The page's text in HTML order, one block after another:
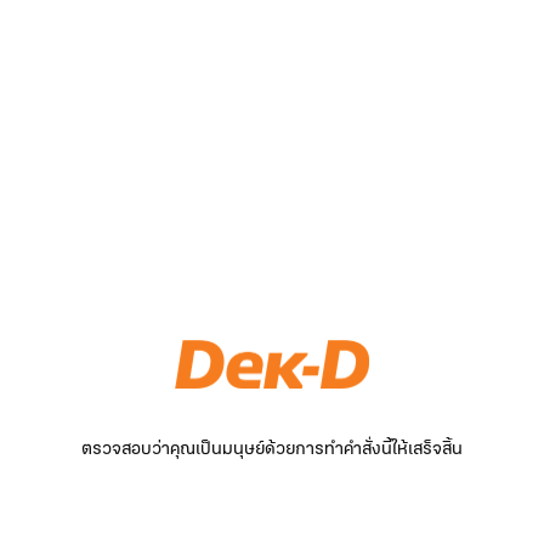
ตรวจสอบว่าคุณเป็นมนุษย์ด้วยการทำคำสั่งนี้ให้เสร็จสิ้น